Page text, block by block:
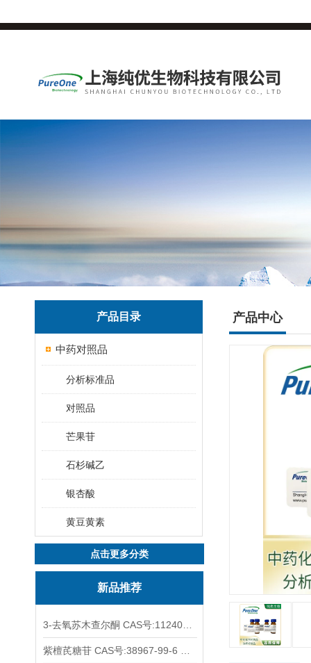
产品目录
中药对照品
分析标准品
对照品
芒果苷
石杉碱乙
银杏酸
黄豆黄素
点击更多分类
新品推荐
产品中心